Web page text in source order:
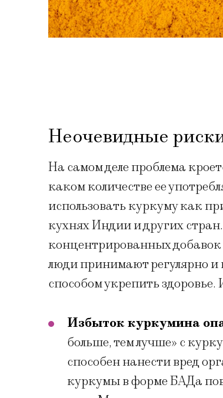
Неочевидные
На самом деле проблема
каком количестве ее
использовать куркуму как
кухнях Индии и других
концентрированных
люди принимают регулярно и
способом укрепить
Избыток куркумина
больше, тем лучше» с
способен нанести вред
куркумы в форме БАДа